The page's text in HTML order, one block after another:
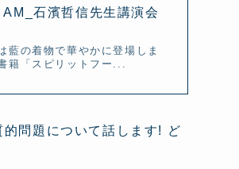
石濱哲信先生講演会
の着物で華やかに登場しま
籍「スピリットフー...
問題について話します! ど